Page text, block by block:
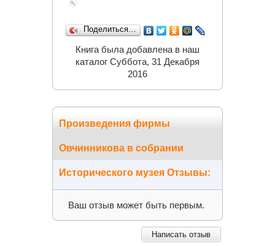
Поделиться…
Книга была добавлена в наш
каталог Суббота, 31 Декабря
2016
Произведения фирмы
Овчинникова в собрании
Исторического музея Отзывы:
Ваш отзыв может быть первым.
Написать отзыв